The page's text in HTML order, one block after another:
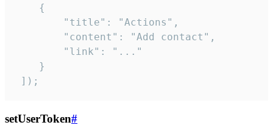
    {
        "title": "Actions",
        "content": "Add contact",
        "link": "..."
    }
]);
setUserToken#